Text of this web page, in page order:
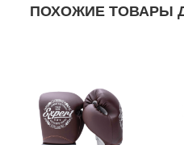
ПОХОЖИЕ ТОВАРЫ